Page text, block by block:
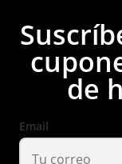
de
Email